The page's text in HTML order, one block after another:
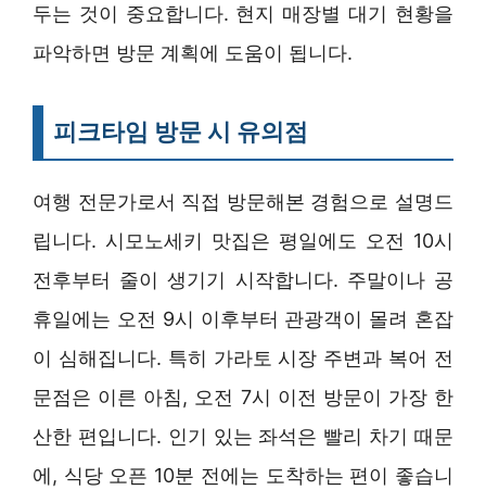
두는 것이 중요합니다. 현지 매장별 대기 현황을
파악하면 방문 계획에 도움이 됩니다.
피크타임 방문 시 유의점
여행 전문가로서 직접 방문해본 경험으로 설명드
립니다. 시모노세키 맛집은 평일에도 오전 10시
전후부터 줄이 생기기 시작합니다. 주말이나 공
휴일에는 오전 9시 이후부터 관광객이 몰려 혼잡
이 심해집니다. 특히 가라토 시장 주변과 복어 전
문점은 이른 아침, 오전 7시 이전 방문이 가장 한
산한 편입니다. 인기 있는 좌석은 빨리 차기 때문
에, 식당 오픈 10분 전에는 도착하는 편이 좋습니